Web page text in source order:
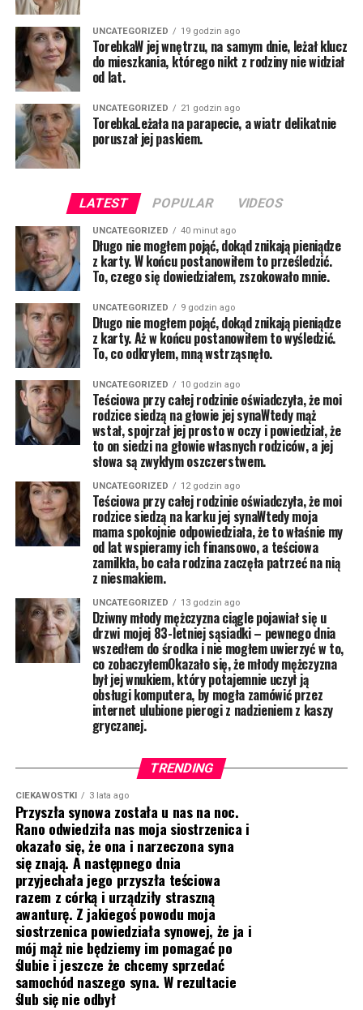
UNCATEGORIZED 19 godzin ago
TorebkaW jej wnętrzu, na samym dnie, leżał klucz
do mieszkania, którego nikt z rodziny nie widział
od lat.
UNCATEGORIZED 21 godzin ago
TorebkaLeżała na parapecie, a wiatr delikatnie
poruszał jej paskiem.
LATEST POPULAR VIDEOS
UNCATEGORIZED 40 minut ago
Długo nie mogłem pojąć, dokąd znikają pieniądze
z karty. W końcu postanowiłem to prześledzić.
To, czego się dowiedziałem, zszokowało mnie.
UNCATEGORIZED 9 godzin ago
Długo nie mogłem pojąć, dokąd znikają pieniądze
z karty. Aż w końcu postanowiłem to wyśledzić.
To, co odkryłem, mną wstrząsnęło.
UNCATEGORIZED 10 godzin ago
Teściowa przy całej rodzinie oświadczyła, że moi
rodzice siedzą na głowie jej synaWtedy mąż
wstał, spojrzał jej prosto w oczy i powiedział, że
to on siedzi na głowie własnych rodziców, a jej
słowa są zwykłym oszczerstwem.
UNCATEGORIZED 12 godzin ago
Teściowa przy całej rodzinie oświadczyła, że moi
rodzice siedzą na karku jej synaWtedy moja
mama spokojnie odpowiedziała, że to właśnie my
od lat wspieramy ich finansowo, a teściowa
zamilkła, bo cała rodzina zaczęła patrzeć na nią
z niesmakiem.
UNCATEGORIZED 13 godzin ago
Dziwny młody mężczyzna ciągle pojawiał się u
drzwi mojej 83-letniej sąsiadki – pewnego dnia
wszedłem do środka i nie mogłem uwierzyć w to,
co zobaczyłemOkazało się, że młody mężczyzna
był jej wnukiem, który potajemnie uczył ją
obsługi komputera, by mogła zamówić przez
internet ulubione pierogi z nadzieniem z kaszy
gryczanej.
TRENDING
CIEKAWOSTKI 3 lata ago
Przyszła synowa została u nas na noc.
Rano odwiedziła nas moja siostrzenica i
okazało się, że ona i narzeczona syna
się znają. A następnego dnia
przyjechała jego przyszła teściowa
razem z córką i urządziły straszną
awanturę. Z jakiegoś powodu moja
siostrzenica powiedziała synowej, że ja i
mój mąż nie będziemy im pomagać po
ślubie i jeszcze że chcemy sprzedać
samochód naszego syna. W rezultacie
ślub się nie odbył